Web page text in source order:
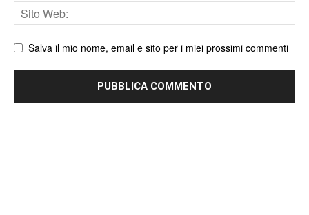
Sito
web
Salva il mio nome, email e sito per i miei prossimi commenti